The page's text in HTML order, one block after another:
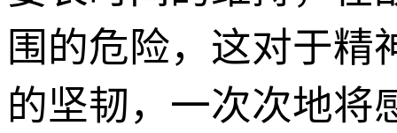
围的危险，这对于精
的坚韧，一次次地将